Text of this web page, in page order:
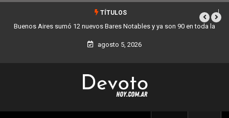
TÍTULOS
Los stands móviles de la Ciudad llegan esta semana a Villa Devoto
agosto 5, 2026